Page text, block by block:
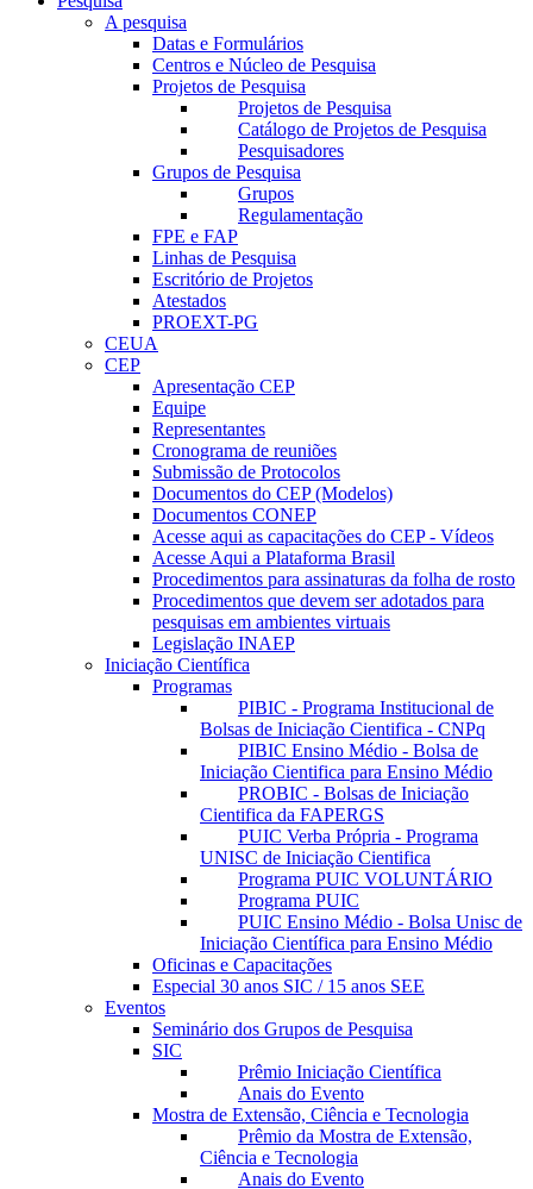
A pesquisa
Datas e Formulários
Centros e Núcleo de Pesquisa
Projetos de Pesquisa
Projetos de Pesquisa
Catálogo de Projetos de Pesquisa
Pesquisadores
Grupos de Pesquisa
Grupos
Regulamentação
FPE e FAP
Linhas de Pesquisa
Escritório de Projetos
Atestados
PROEXT-PG
CEUA
CEP
Apresentação CEP
Equipe
Representantes
Cronograma de reuniões
Submissão de Protocolos
Documentos do CEP (Modelos)
Documentos CONEP
Acesse aqui as capacitações do CEP - Vídeos
Acesse Aqui a Plataforma Brasil
Procedimentos para assinaturas da folha de rosto
Procedimentos que devem ser adotados para
pesquisas em ambientes virtuais
Legislação INAEP
Iniciação Científica
Programas
PIBIC - Programa Institucional de
Bolsas de Iniciação Cientifica - CNPq
PIBIC Ensino Médio - Bolsa de
Iniciação Cientifica para Ensino Médio
PROBIC - Bolsas de Iniciação
Cientifica da FAPERGS
PUIC Verba Própria - Programa
UNISC de Iniciação Cientifica
Programa PUIC VOLUNTÁRIO
Programa PUIC
PUIC Ensino Médio - Bolsa Unisc de
Iniciação Científica para Ensino Médio
Oficinas e Capacitações
Especial 30 anos SIC / 15 anos SEE
Eventos
Seminário dos Grupos de Pesquisa
SIC
Prêmio Iniciação Científica
Anais do Evento
Mostra de Extensão, Ciência e Tecnologia
Prêmio da Mostra de Extensão,
Ciência e Tecnologia
Anais do Evento